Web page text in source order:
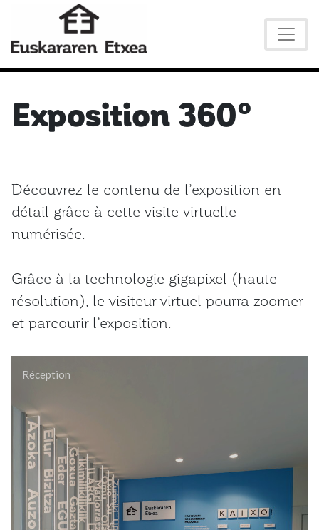
Exposition 360º
Découvrez le contenu de l’exposition en
détail grâce à cette visite virtuelle
numérisée.
Grâce à la technologie gigapixel (haute
résolution), le visiteur virtuel pourra zoomer
et parcourir l’exposition.